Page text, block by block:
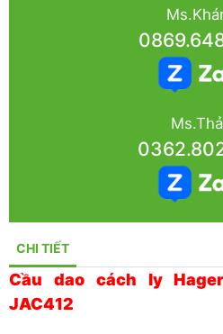
CHI TIẾT
Cầu dao cách ly
JAC412